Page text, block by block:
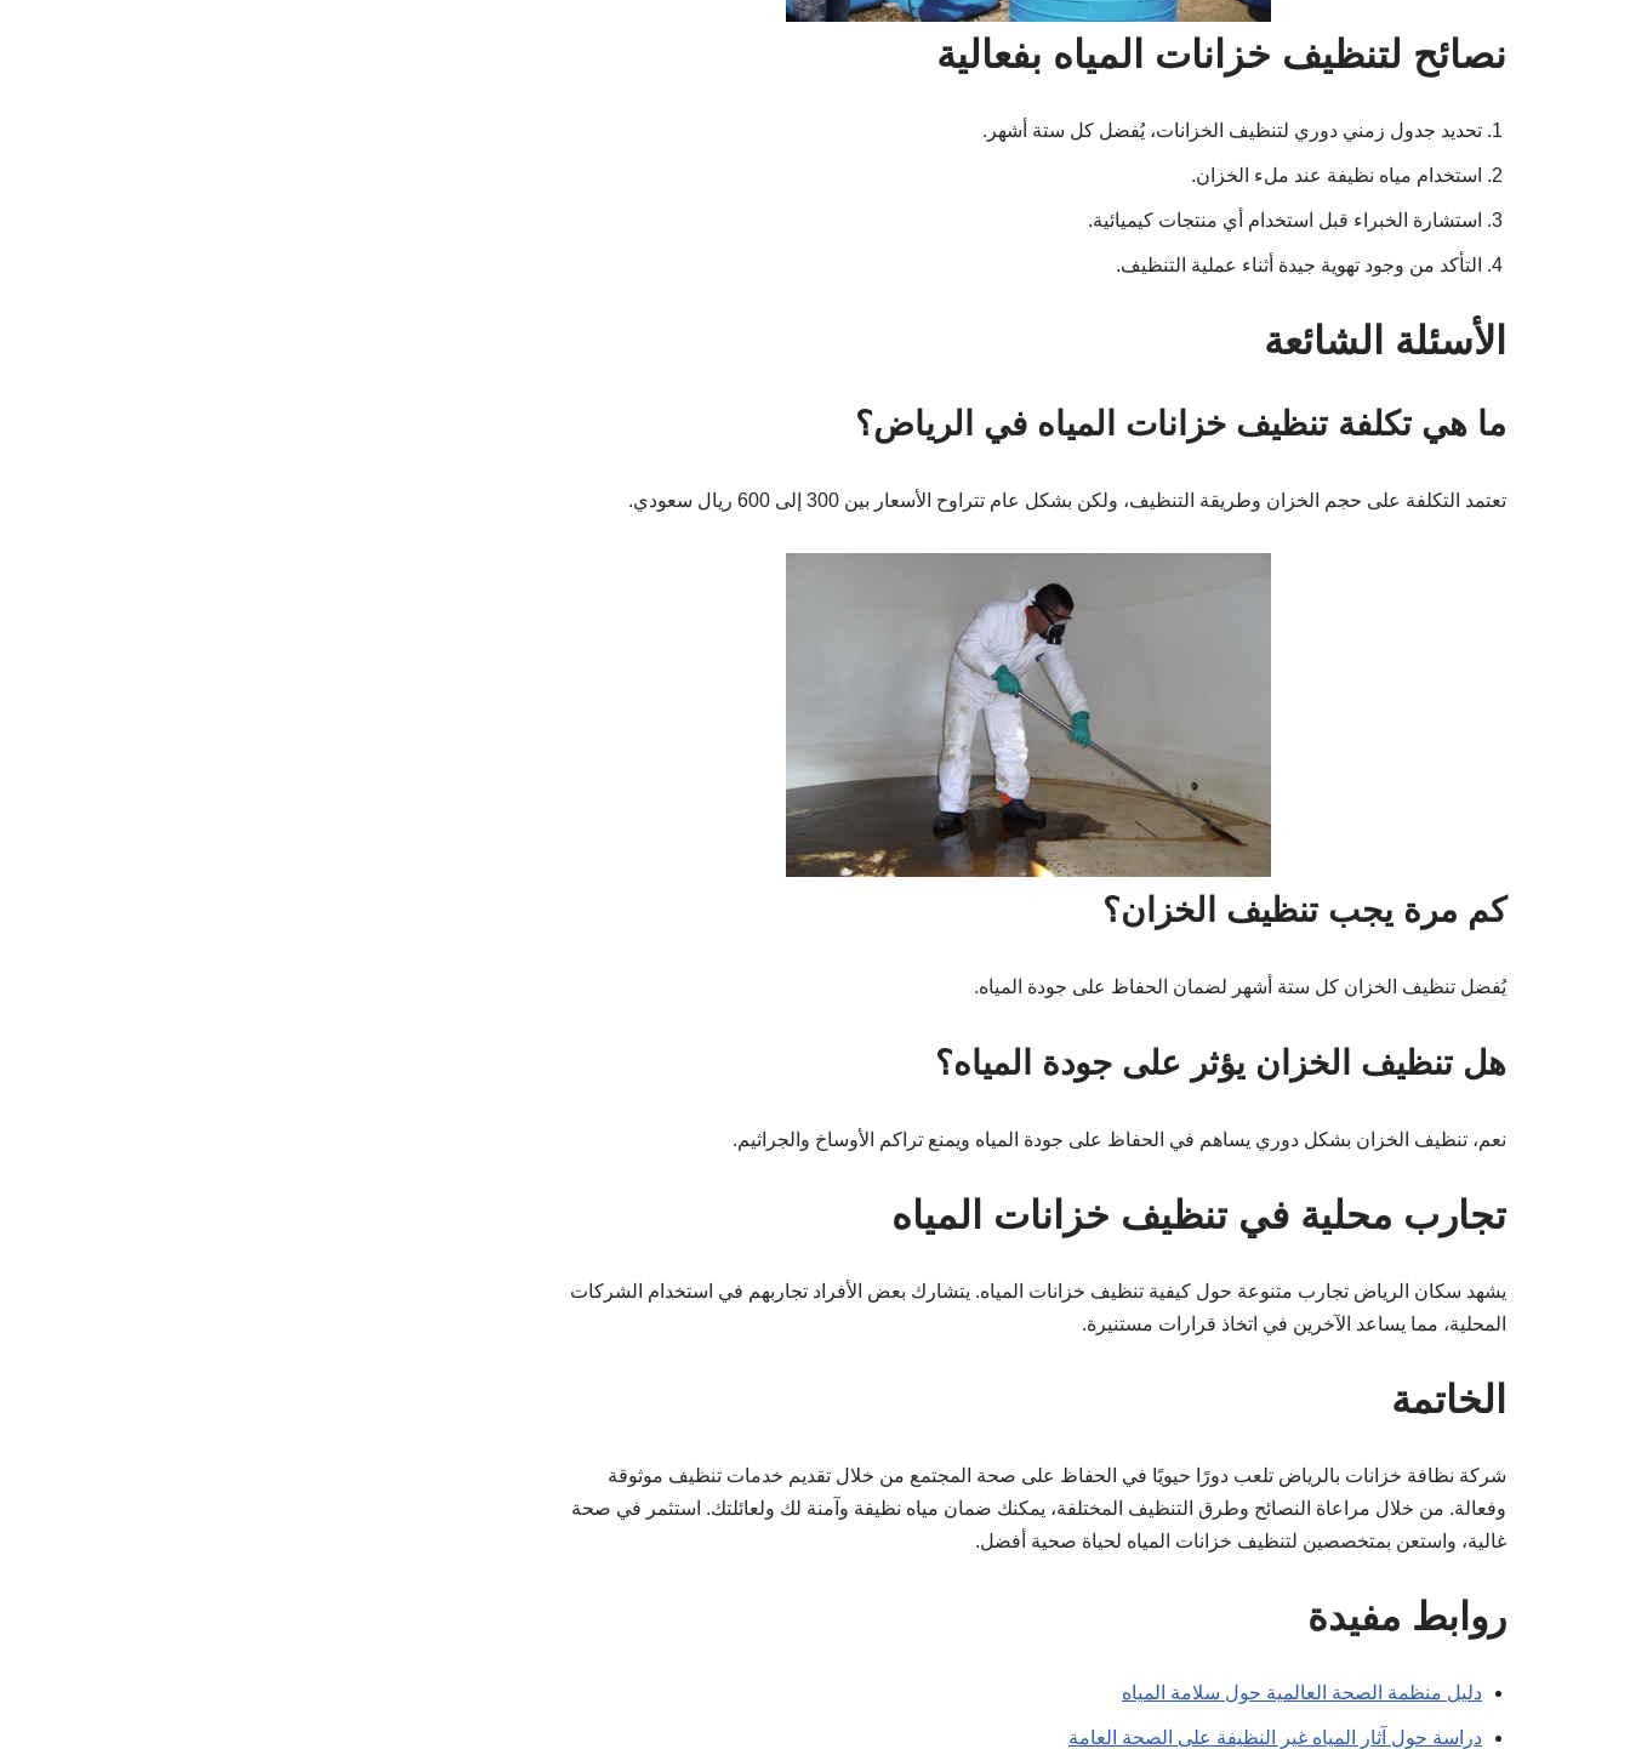
نصائح لتنظيف خزانات المياه بفعالية
تحديد جدول زمني دوري لتنظيف الخزانات، يُفضل كل ستة أشهر.
استخدام مياه نظيفة عند ملء الخزان.
استشارة الخبراء قبل استخدام أي منتجات كيميائية.
التأكد من وجود تهوية جيدة أثناء عملية التنظيف.
الأسئلة الشائعة
ما هي تكلفة تنظيف خزانات المياه في الرياض؟
تعتمد التكلفة على حجم الخزان وطريقة التنظيف، ولكن بشكل عام تتراوح الأسعار بين 300 إلى 600 ريال سعودي.
كم مرة يجب تنظيف الخزان؟
يُفضل تنظيف الخزان كل ستة أشهر لضمان الحفاظ على جودة المياه.
هل تنظيف الخزان يؤثر على جودة المياه؟
نعم، تنظيف الخزان بشكل دوري يساهم في الحفاظ على جودة المياه ويمنع تراكم الأوساخ والجراثيم.
تجارب محلية في تنظيف خزانات المياه
يشهد سكان الرياض تجارب متنوعة حول كيفية تنظيف خزانات المياه. يتشارك بعض الأفراد تجاربهم في استخدام الشركات
المحلية، مما يساعد الآخرين في اتخاذ قرارات مستنيرة.
الخاتمة
شركة نظافة خزانات بالرياض تلعب دورًا حيويًا في الحفاظ على صحة المجتمع من خلال تقديم خدمات تنظيف موثوقة
وفعالة. من خلال مراعاة النصائح وطرق التنظيف المختلفة، يمكنك ضمان مياه نظيفة وآمنة لك ولعائلتك. استثمر في صحة
غالية، واستعن بمتخصصين لتنظيف خزانات المياه لحياة صحية أفضل.
روابط مفيدة
دليل منظمة الصحة العالمية حول سلامة المياه
دراسة حول آثار المياه غير النظيفة على الصحة العامة